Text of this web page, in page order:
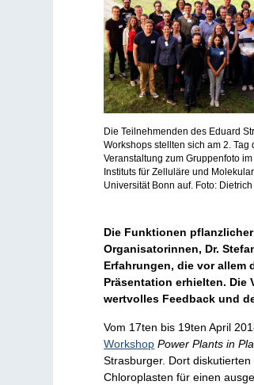
Die Teilnehmenden des Eduard
Workshops stellten sich am 2. Tag
Veranstaltung zum Gruppenfoto
Instituts für Zelluläre und
Universität Bonn auf. Foto:
Die Funktionen
Organisatorinnen, Dr.
Erfahrungen, die vor allem
Präsentation erhielten. Die
wertvolles Feedback und
Vom 17ten bis 19ten April
Workshop Power Plants in
Strasburger. Dort
Chloroplasten für einen